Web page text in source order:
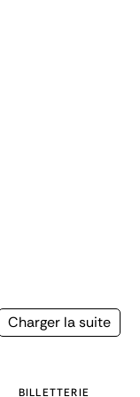
Page
Charger la suite
BILLETTERIE